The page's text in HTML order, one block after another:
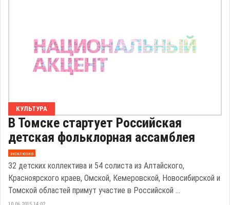
КУЛЬТУРА
В Томске стартует Российская
детская фольклорная ассамблея
эксклюзив
32 детских коллектива и 54 солиста из Алтайского,
Красноярского краев, Омской, Кемеровской, Новосибирской и
Томской областей примут участие в Российской ...